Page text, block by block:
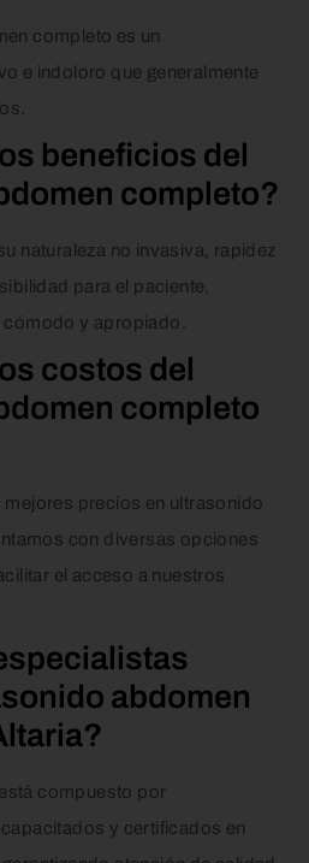
completo es un
e indoloro que generalmente
beneficios del
completo?
naturaleza no invasiva, rapidez
para el paciente,
y apropiado.
costos del
completo
mejores precios en ultrasonido
con diversas opciones
el acceso a nuestros
abdomen
compuesto por
y certificados en